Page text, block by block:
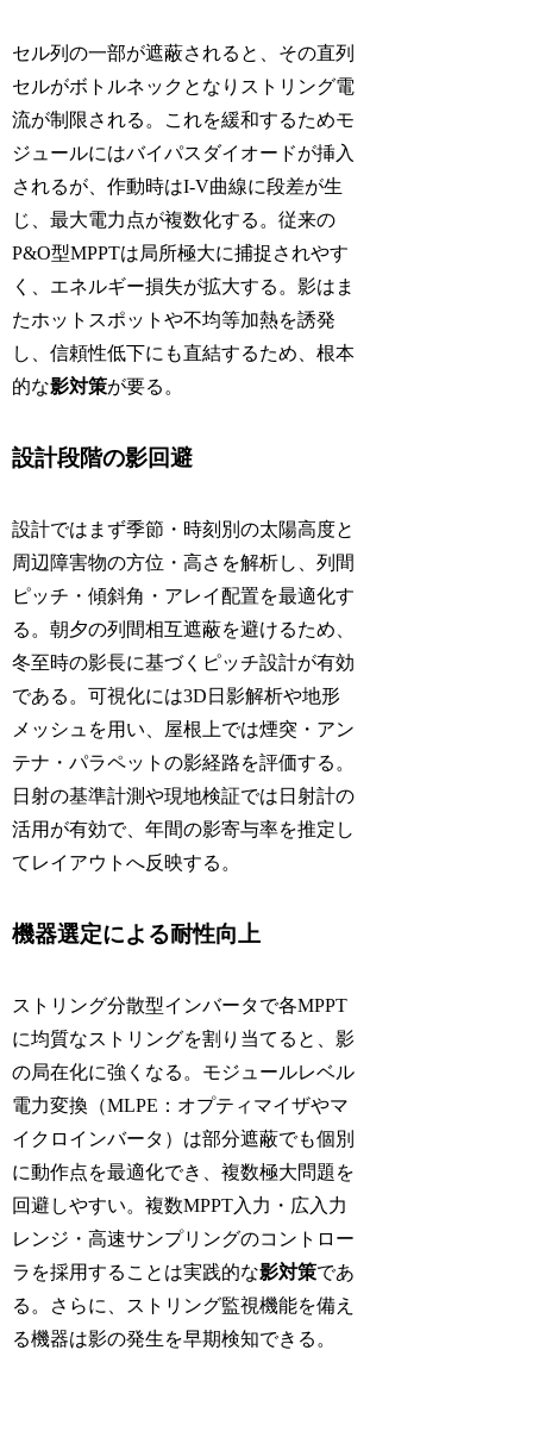
セル列の一部が遮蔽されると、その直列
セルがボトルネックとなりストリング電
流が制限される。これを緩和するためモ
ジュールにはバイパスダイオードが挿入
されるが、作動時はI-V曲線に段差が生
じ、最大電力点が複数化する。従来の
P&O型MPPTは局所極大に捕捉されやす
く、エネルギー損失が拡大する。影はま
たホットスポットや不均等加熱を誘発
し、信頼性低下にも直結するため、根本
的な影対策が要る。
設計段階の影回避
設計ではまず季節・時刻別の太陽高度と
周辺障害物の方位・高さを解析し、列間
ピッチ・傾斜角・アレイ配置を最適化す
る。朝夕の列間相互遮蔽を避けるため、
冬至時の影長に基づくピッチ設計が有効
である。可視化には3D日影解析や地形
メッシュを用い、屋根上では煙突・アン
テナ・パラペットの影経路を評価する。
日射の基準計測や現地検証では日射計の
活用が有効で、年間の影寄与率を推定し
てレイアウトへ反映する。
機器選定による耐性向上
ストリング分散型インバータで各MPPT
に均質なストリングを割り当てると、影
の局在化に強くなる。モジュールレベル
電力変換（MLPE：オプティマイザやマ
イクロインバータ）は部分遮蔽でも個別
に動作点を最適化でき、複数極大問題を
回避しやすい。複数MPPT入力・広入力
レンジ・高速サンプリングのコントロー
ラを採用することは実践的な影対策であ
る。さらに、ストリング監視機能を備え
る機器は影の発生を早期検知できる。